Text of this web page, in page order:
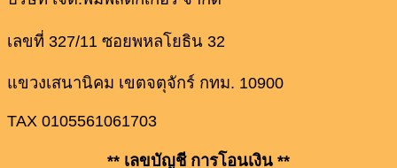
เลขที่ 327/11 ซอยพหลโยธิน 32
แขวงเสนานิคม เขตจตุจักร์ กทม. 10900
TAX 0105561061703
** เลขบัญชี การโอนเงิน **